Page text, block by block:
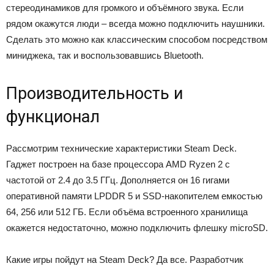
стереодинамиков для громкого и объёмного звука. Если
рядом окажутся люди – всегда можно подключить наушники.
Сделать это можно как классическим способом посредством
миниджека, так и воспользовавшись Bluetooth.
Производительность и
функционал
Рассмотрим технические характеристики Steam Deck.
Гаджет построен на базе процессора AMD Ryzen 2 с
частотой от 2.4 до 3.5 ГГц. Дополняется он 16 гигами
оперативной памяти LPDDR 5 и SSD-накопителем емкостью
64, 256 или 512 ГБ. Если объёма встроенного хранилища
окажется недостаточно, можно подключить флешку microSD.
Какие игры пойдут на Steam Deck? Да все. Разработчик